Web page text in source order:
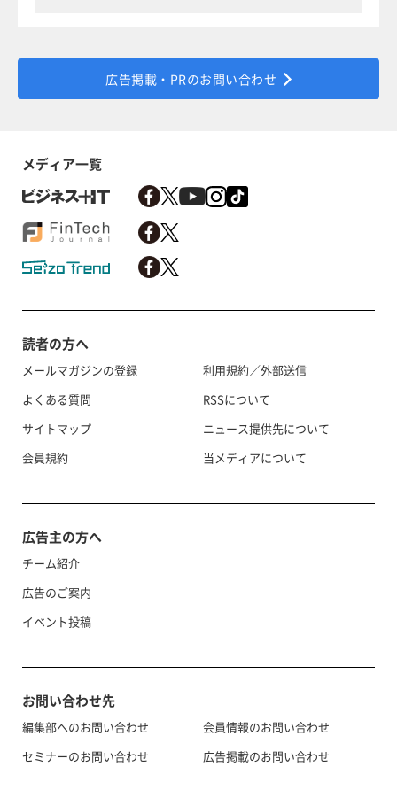
広告掲載・PRのお問い合わせ
メディア一覧
読者の方へ
メールマガジンの登録
よくある質問
サイトマップ
会員規約
利用規約／外部送信
RSSについて
ニュース提供先について
当メディアについて
広告主の方へ
チーム紹介
広告のご案内
イベント投稿
お問い合わせ先
編集部へのお問い合わせ
セミナーのお問い合わせ
会員情報のお問い合わせ
広告掲載のお問い合わせ